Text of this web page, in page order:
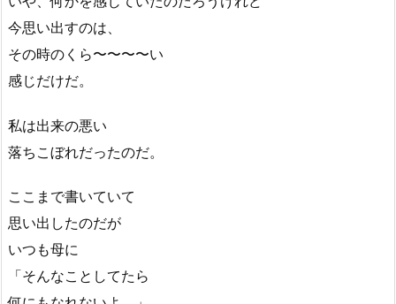
今思い出すのは、
その時のくら〜〜〜〜い
感じだけだ。
私は出来の悪い
落ちこぼれだったのだ。
ここまで書いていて
思い出したのだが
いつも母に
「そんなことしてたら